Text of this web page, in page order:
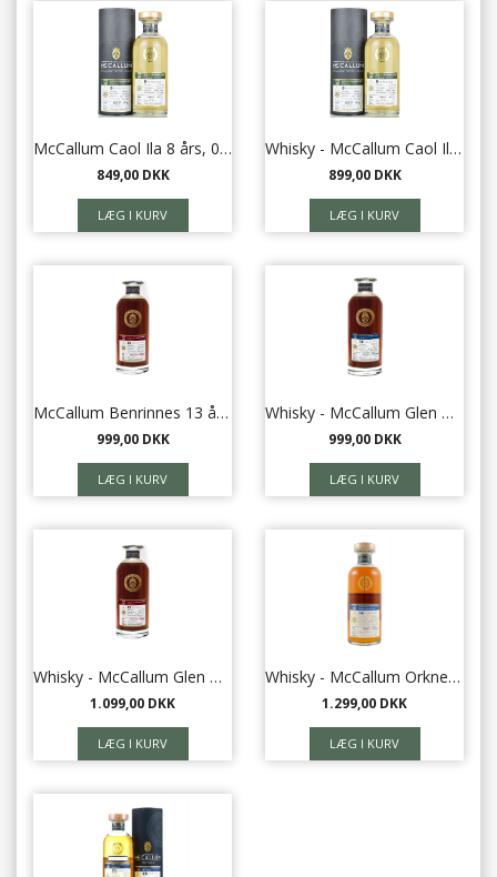
McCallum Caol Ila 8 års, 0,7 l
849,00 DKK
Whisky - McCallum Caol Ila 2010 Single Cask 50,5% 70 cl
899,00 DKK
McCallum Benrinnes 13 års, 0,7 l
999,00 DKK
Whisky - McCallum Glen Garioch 10 års, 0,7 l
999,00 DKK
Whisky - McCallum Glen Moray 13 års, 0,7 l
1.099,00 DKK
Whisky - McCallum Orkney Highland Park SC 14 år 52,5% 70cl.
1.299,00 DKK